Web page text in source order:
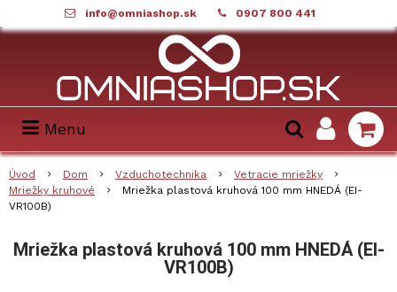
info@omniashop.sk 0907 800 441
Menu
Úvod Dom Vzduchotechnika
Vetracie mriežky
Mriežky kruhové
Mriežka plastová kruhová 100 mm HNEDÁ (EI-
VR100B)
Mriežka plastová kruhová 100 mm HNEDÁ (EI-
VR100B)